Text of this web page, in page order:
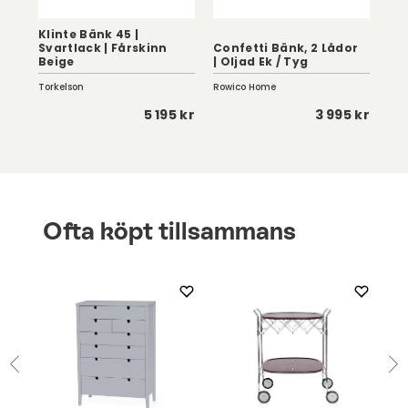
Klinte Bänk 45 |
Svartlack | Fårskinn
Beige
Torkelson
5 195 kr
Confetti Bänk, 2 Lådor
| Oljad Ek / Tyg
Rowico Home
3 995 kr
Ofta köpt tillsammans